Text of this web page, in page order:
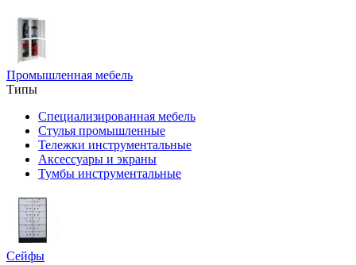
Промышленная мебель
Типы
Специализированная мебель
Стулья промышленные
Тележки инструментальные
Аксессуары и экраны
Тумбы инструментальные
Сейфы